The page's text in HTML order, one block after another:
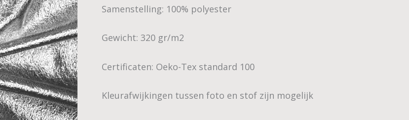
Samenstelling: 100% polyester
Gewicht: 320 gr/m2
Certificaten: Oeko-Tex standard 100
Kleurafwijkingen tussen foto en stof zijn mogelijk
zilver